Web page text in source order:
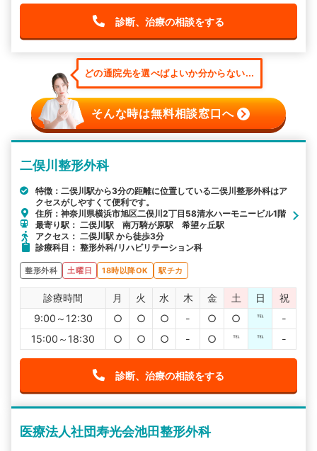
診断、治療の相談をする
どの通院先を選べばよいか分からない...
そんな時は無料相談窓口へ
二俣川整形外科
特徴：二俣川駅から3分の距離に位置している二俣川整形外科はア
クセスがしやすくて便利です。
住所：神奈川県横浜市旭区二俣川2丁目58清水ハーモニービル1階
最寄り駅： 二俣川駅 南万騎が原駅 希望ヶ丘駅
アクセス： 二俣川駅 から徒歩3分
診療科目： 整形外科/リハビリテーション科
整形外科 土曜日 18時以降OK 駅チカ
診療時間 月 火 水 木 金 土 日
祝
9:00～12:30
○ ○ ○ - ○ ○ ℡
-
15:00～18:30
○ ○ ○ - ○ ℡ ℡ -
診断、治療の相談をする
医療法人社団寿光会池田整形外科